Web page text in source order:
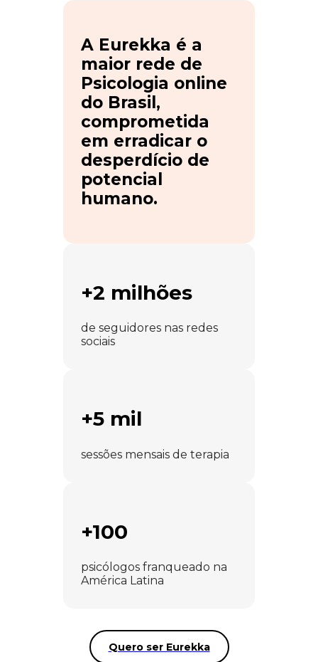
A Eurekka é a
maior rede de
Psicologia online
do Brasil,
comprometida
em erradicar o
desperdício de
potencial
humano.
+2 milhões
de seguidores nas redes
sociais
+5 mil
sessões mensais de terapia
+100
psicólogos franqueado na
América Latina
Quero ser Eurekka